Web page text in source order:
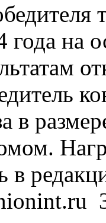
года на
в
в